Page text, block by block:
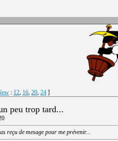
: 12, 16, 20, 24 ]
peu trop tard...
reçu de mesage pour me prévenir...